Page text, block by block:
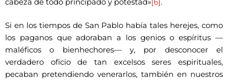
cabeza de todo principado y potestad»[6].
Si en los tiempos de San Pablo había tales herejes, como
los paganos que adoraban a los genios o espíritus —
maléficos o bienhechores— y, por desconocer el
verdadero oficio de tan excelsos seres espirituales,
pecaban pretendiendo venerarlos, también en nuestros